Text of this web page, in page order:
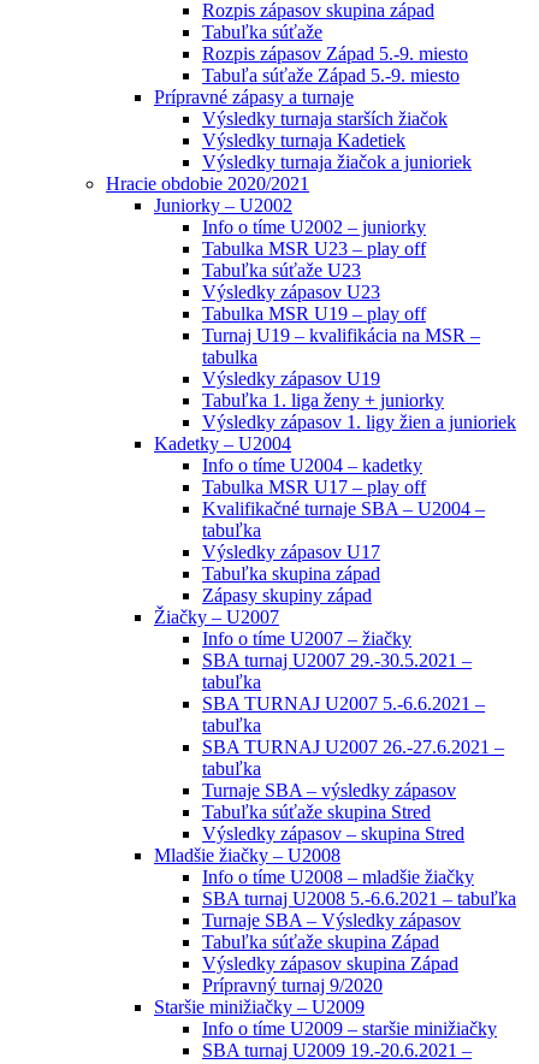
Rozpis zápasov skupina západ
Tabuľka súťaže
Rozpis zápasov Západ 5.-9. miesto
Tabuľa súťaže Západ 5.-9. miesto
Prípravné zápasy a turnaje
Výsledky turnaja starších žiačok
Výsledky turnaja Kadetiek
Výsledky turnaja žiačok a junioriek
Hracie obdobie 2020/2021
Juniorky – U2002
Info o tíme U2002 – juniorky
Tabulka MSR U23 – play off
Tabuľka súťaže U23
Výsledky zápasov U23
Tabulka MSR U19 – play off
Turnaj U19 – kvalifikácia na MSR –
tabulka
Výsledky zápasov U19
Tabuľka 1. liga ženy + juniorky
Výsledky zápasov 1. ligy žien a junioriek
Kadetky – U2004
Info o tíme U2004 – kadetky
Tabulka MSR U17 – play off
Kvalifikačné turnaje SBA – U2004 –
tabuľka
Výsledky zápasov U17
Tabuľka skupina západ
Zápasy skupiny západ
Žiačky – U2007
Info o tíme U2007 – žiačky
SBA turnaj U2007 29.-30.5.2021 –
tabuľka
SBA TURNAJ U2007 5.-6.6.2021 –
tabuľka
SBA TURNAJ U2007 26.-27.6.2021 –
tabuľka
Turnaje SBA – výsledky zápasov
Tabuľka súťaže skupina Stred
Výsledky zápasov – skupina Stred
Mladšie žiačky – U2008
Info o tíme U2008 – mladšie žiačky
SBA turnaj U2008 5.-6.6.2021 – tabuľka
Turnaje SBA – Výsledky zápasov
Tabuľka súťaže skupina Západ
Výsledky zápasov skupina Západ
Prípravný turnaj 9/2020
Staršie minižiačky – U2009
Info o tíme U2009 – staršie minižiačky
SBA turnaj U2009 19.-20.6.2021 –